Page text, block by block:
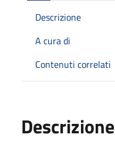
Descrizione
A cura di
Contenuti correlati
Descrizione